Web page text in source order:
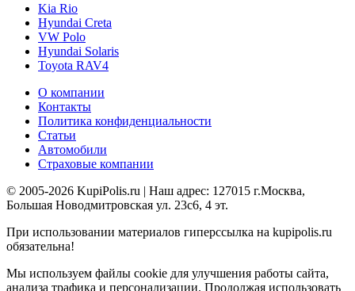
Kia Rio
Hyundai Creta
VW Polo
Hyundai Solaris
Toyota RAV4
О компании
Контакты
Политика конфиденциальности
Статьи
Автомобили
Страховые компании
© 2005-2026 KupiPolis.ru | Наш адрес: 127015 г.Москва,
Большая Новодмитровская ул. 23с6, 4 эт.
При использовании материалов гиперссылка на kupipolis.ru
обязательна!
Мы используем файлы cookie для улучшения работы сайта,
анализа трафика и персонализации. Продолжая использовать